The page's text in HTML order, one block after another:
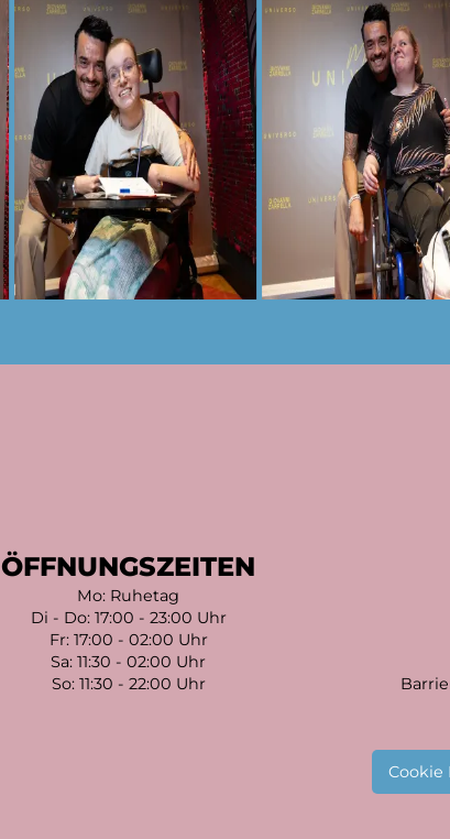
ÖFFNUNGSZEITEN
Mo: Ruhetag
Di - Do: 17:00 - 23:00 Uhr
Fr: 17:00 - 02:00 Uhr
Sa: 11:30 - 02:00 Uhr
So: 11:30 - 22:00 Uhr
Cookie